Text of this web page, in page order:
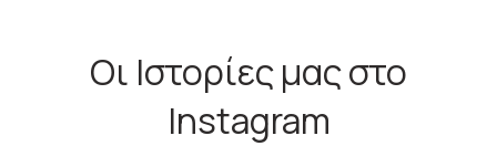
Οι Ιστορίες μας στο
Instagram